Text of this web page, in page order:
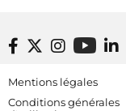
Footer bottom
Mentions légales
Conditions générales